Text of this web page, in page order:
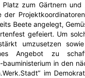
zum Gärtnern und
der
Beete angelegt,
gefeiert. Um
umzusetzen
Angebot zu
bauministerium in den
im